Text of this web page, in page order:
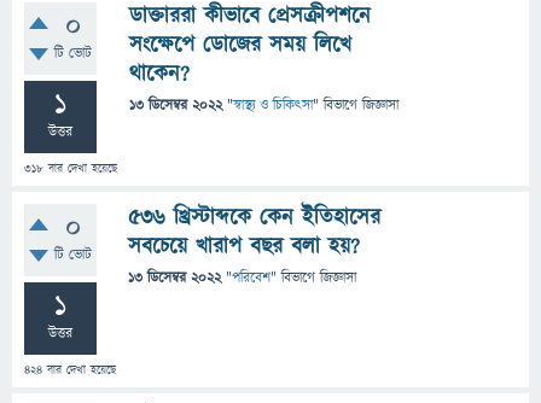
0
টি ভোট
1
উত্তর
318 বার দেখা হয়েছে
ডাক্তাররা কীভাবে প্রেসক্রীপশনে
সংক্ষেপে ডোজের সময় লিখে
থাকেন?
13 ডিসেম্বর 2022 "স্বাস্থ্য ও চিকিৎসা" বিভাগে জিজ্ঞাসা
0
টি ভোট
1
উত্তর
424 বার দেখা হয়েছে
৫৩৬ খ্রিস্টাব্দকে কেন ইতিহাসের
সবচেয়ে খারাপ বছর বলা হয়?
13 ডিসেম্বর 2022 "পরিবেশ" বিভাগে জিজ্ঞাসা